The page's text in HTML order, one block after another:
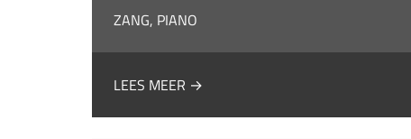
ZANG, PIANO
LEES MEER →